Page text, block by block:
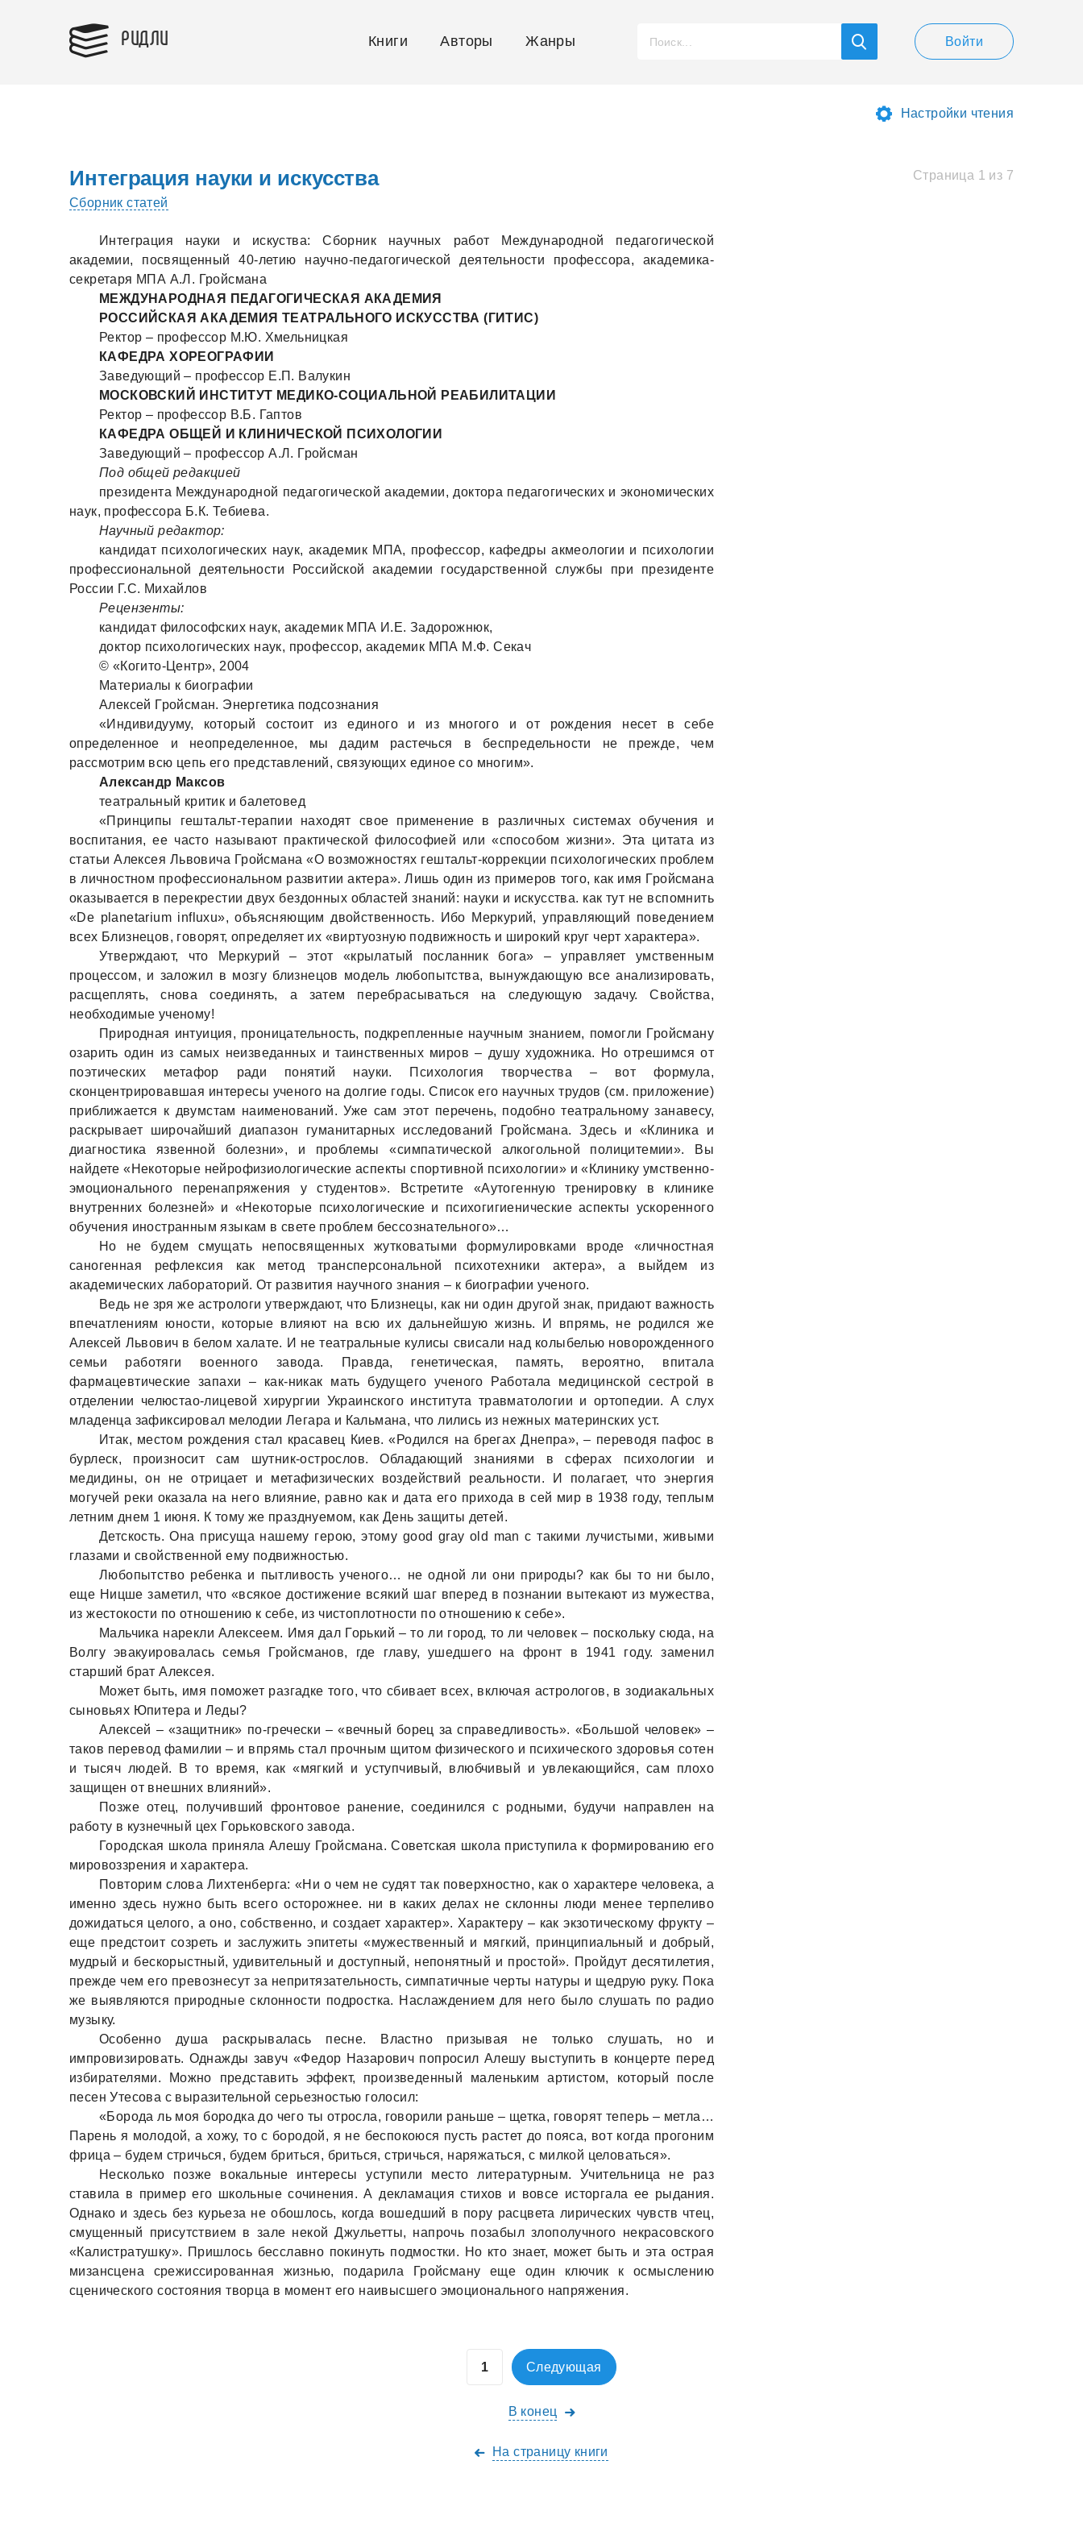
РИДЛИ Книги Авторы Жанры Войти
Настройки чтения
Страница 1 из 7
Интеграция науки и искусства
Сборник статей
Интеграция науки и искуства: Сборник научных работ Международной педагогической
академии, посвященный 40-летию научно-педагогической деятельности профессора, академика-
секретаря МПА А.Л. Гройсмана
МЕЖДУНАРОДНАЯ ПЕДАГОГИЧЕСКАЯ АКАДЕМИЯ
РОССИЙСКАЯ АКАДЕМИЯ ТЕАТРАЛЬНОГО ИСКУССТВА (ГИТИС)
Ректор – профессор М.Ю. Хмельницкая
КАФЕДРА ХОРЕОГРАФИИ
Заведующий – профессор Е.П. Валукин
МОСКОВСКИЙ ИНСТИТУТ МЕДИКО-СОЦИАЛЬНОЙ РЕАБИЛИТАЦИИ
Ректор – профессор В.Б. Гаптов
КАФЕДРА ОБЩЕЙ И КЛИНИЧЕСКОЙ ПСИХОЛОГИИ
Заведующий – профессор А.Л. Гройсман
Под общей редакцией
президента Международной педагогической академии, доктора педагогических и экономических
наук, профессора Б.К. Тебиева.
Научный редактор:
кандидат психологических наук, академик МПА, профессор, кафедры акмеологии и психологии
профессиональной деятельности Российской академии государственной службы при президенте
России Г.С. Михайлов
Рецензенты:
кандидат философских наук, академик МПА И.Е. Задорожнюк,
доктор психологических наук, профессор, академик МПА М.Ф. Секач
© «Когито-Центр», 2004
Материалы к биографии
Алексей Гройсман. Энергетика подсознания
«Индивидууму, который состоит из единого и из многого и от рождения несет в себе
определенное и неопределенное, мы дадим растечься в беспредельности не прежде, чем
рассмотрим всю цепь его представлений, связующих единое со многим».
Александр Максов
театральный критик и балетовед
«Принципы гештальт-терапии находят свое применение в различных системах обучения и
воспитания, ее часто называют практической философией или «способом жизни». Эта цитата из
статьи Алексея Львовича Гройсмана «О возможностях гештальт-коррекции психологических проблем
в личностном профессиональном развитии актера». Лишь один из примеров того, как имя Гройсмана
оказывается в перекрестии двух бездонных областей знаний: науки и искусства. как тут не вспомнить
«De planetarium influxu», объясняющим двойственность. Ибо Меркурий, управляющий поведением
всех Близнецов, говорят, определяет их «виртуозную подвижность и широкий круг черт характера».
Утверждают, что Меркурий – этот «крылатый посланник бога» – управляет умственным
процессом, и заложил в мозгу близнецов модель любопытства, вынуждающую все анализировать,
расщеплять, снова соединять, а затем перебрасываться на следующую задачу. Свойства,
необходимые ученому!
Природная интуиция, проницательность, подкрепленные научным знанием, помогли Гройсману
озарить один из самых неизведанных и таинственных миров – душу художника. Но отрешимся от
поэтических метафор ради понятий науки. Психология творчества – вот формула,
сконцентрировавшая интересы ученого на долгие годы. Список его научных трудов (см. приложение)
приближается к двумстам наименований. Уже сам этот перечень, подобно театральному занавесу,
раскрывает широчайший диапазон гуманитарных исследований Гройсмана. Здесь и «Клиника и
диагностика язвенной болезни», и проблемы «симпатической алкогольной полицитемии». Вы
найдете «Некоторые нейрофизиологические аспекты спортивной психологии» и «Клинику умственно-
эмоционального перенапряжения у студентов». Встретите «Аутогенную тренировку в клинике
внутренних болезней» и «Некоторые психологические и психогигиенические аспекты ускоренного
обучения иностранным языкам в свете проблем бессознательного»…
Но не будем смущать непосвященных жутковатыми формулировками вроде «личностная
саногенная рефлексия как метод трансперсональной психотехники актера», а выйдем из
академических лабораторий. От развития научного знания – к биографии ученого.
Ведь не зря же астрологи утверждают, что Близнецы, как ни один другой знак, придают важность
впечатлениям юности, которые влияют на всю их дальнейшую жизнь. И впрямь, не родился же
Алексей Львович в белом халате. И не театральные кулисы свисали над колыбелью новорожденного
семьи работяги военного завода. Правда, генетическая, память, вероятно, впитала
фармацевтические запахи – как-никак мать будущего ученого Работала медицинской сестрой в
отделении челюстао-лицевой хирургии Украинского института травматологии и ортопедии. А слух
младенца зафиксировал мелодии Легара и Кальмана, что лились из нежных материнских уст.
Итак, местом рождения стал красавец Киев. «Родился на брегах Днепра», – переводя пафос в
бурлеск, произносит сам шутник-острослов. Обладающий знаниями в сферах психологии и
медидины, он не отрицает и метафизических воздействий реальности. И полагает, что энергия
могучей реки оказала на него влияние, равно как и дата его прихода в сей мир в 1938 году, теплым
летним днем 1 июня. К тому же празднуемом, как День защиты детей.
Детскость. Она присуща нашему герою, этому good gray old man с такими лучистыми, живыми
глазами и свойственной ему подвижностью.
Любопытство ребенка и пытливость ученого… не одной ли они природы? как бы то ни было,
еще Ницше заметил, что «всякое достижение всякий шаг вперед в познании вытекают из мужества,
из жестокости по отношению к себе, из чистоплотности по отношению к себе».
Мальчика нарекли Алексеем. Имя дал Горький – то ли город, то ли человек – поскольку сюда, на
Волгу эвакуировалась семья Гройсманов, где главу, ушедшего на фронт в 1941 году. заменил
старший брат Алексея.
Может быть, имя поможет разгадке того, что сбивает всех, включая астрологов, в зодиакальных
сыновьях Юпитера и Леды?
Алексей – «защитник» по-гречески – «вечный борец за справедливость». «Большой человек» –
таков перевод фамилии – и впрямь стал прочным щитом физического и психического здоровья сотен
и тысяч людей. В то время, как «мягкий и уступчивый, влюбчивый и увлекающийся, сам плохо
защищен от внешних влияний».
Позже отец, получивший фронтовое ранение, соединился с родными, будучи направлен на
работу в кузнечный цех Горьковского завода.
Городская школа приняла Алешу Гройсмана. Советская школа приступила к формированию его
мировоззрения и характера.
Повторим слова Лихтенберга: «Ни о чем не судят так поверхностно, как о характере человека, а
именно здесь нужно быть всего осторожнее. ни в каких делах не склонны люди менее терпеливо
дожидаться целого, а оно, собственно, и создает характер». Характеру – как экзотическому фрукту –
еще предстоит созреть и заслужить эпитеты «мужественный и мягкий, принципиальный и добрый,
мудрый и бескорыстный, удивительный и доступный, непонятный и простой». Пройдут десятилетия,
прежде чем его превознесут за непритязательность, симпатичные черты натуры и щедрую руку. Пока
же выявляются природные склонности подростка. Наслаждением для него было слушать по радио
музыку.
Особенно душа раскрывалась песне. Властно призывая не только слушать, но и
импровизировать. Однажды завуч «Федор Назарович попросил Алешу выступить в концерте перед
избирателями. Можно представить эффект, произведенный маленьким артистом, который после
песен Утесова с выразительной серьезностью голосил:
«Борода ль моя бородка до чего ты отросла, говорили раньше – щетка, говорят теперь – метла…
Парень я молодой, а хожу, то с бородой, я не беспокоюся пусть растет до пояса, вот когда прогоним
фрица – будем стричься, будем бриться, бриться, стричься, наряжаться, с милкой целоваться».
Несколько позже вокальные интересы уступили место литературным. Учительница не раз
ставила в пример его школьные сочинения. А декламация стихов и вовсе исторгала ее рыдания.
Однако и здесь без курьеза не обошлось, когда вошедший в пору расцвета лирических чувств чтец,
смущенный присутствием в зале некой Джульетты, напрочь позабыл злополучного некрасовского
«Калистратушку». Пришлось бесславно покинуть подмостки. Но кто знает, может быть и эта острая
мизансцена срежиссированная жизнью, подарила Гройсману еще один ключик к осмыслению
сценического состояния творца в момент его наивысшего эмоционального напряжения.
Следующая
В конец
На страницу книги